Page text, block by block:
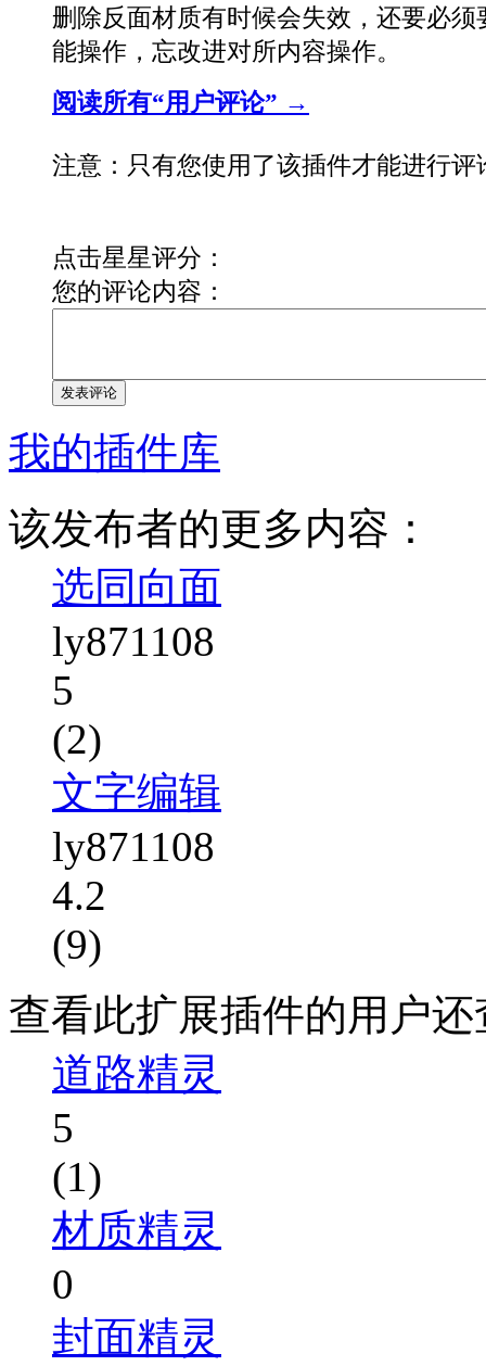
删除反面材质有时候会失效，还要必须
能操作，忘改进对所内容操作。
阅读所有“用户评论” →
注意：只有您使用了该插件才能进行评
点击星星评分：
您的评论内容：
发表评论
我的插件库
该发布者的更多内容：
选同向面
ly871108
5
(2)
文字编辑
ly871108
4.2
(9)
查看此扩展插件的用户
道路精灵
5
(1)
材质精灵
0
封面精灵